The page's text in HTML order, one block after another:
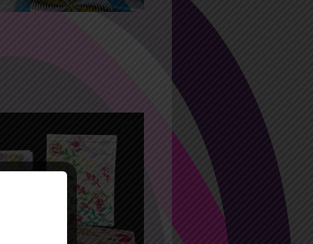
25 Août 2021
‘Mon carnet